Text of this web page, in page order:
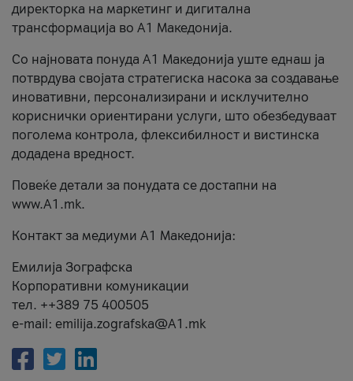
директорка на маркетинг и дигитална
трансформација во А1 Македонија.
Со најновата понуда А1 Македонија уште еднаш ја
потврдува својата стратегиска насока за создавање
иновативни, персонализирани и исклучително
кориснички ориентирани услуги, што обезбедуваат
поголема контрола, флексибилност и вистинска
додадена вредност.
Повеќе детали за понудата се достапни на
www.А1.mk.
Контакт за медиуми А1 Македонија:
Емилија Зографска
Корпоративни комуникации
тел. ++389 75 400505
e-mail: emilija.zografska@A1.mk